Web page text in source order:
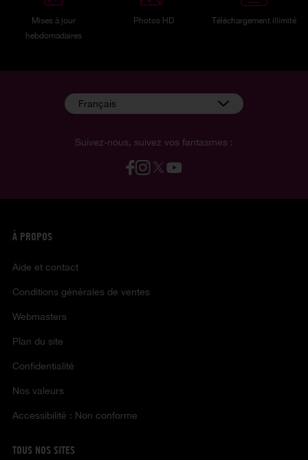
Mises à jour
hebdomadaires
Photos HD Téléchargement illimité
Suivez-nous, suivez vos fantasmes :
Français
À PROPOS
Aide et contact
Conditions générales de ventes
Webmasters
Plan du site
Confidentialité
Nos valeurs
Accessibilité : Non conforme
TOUS NOS SITES